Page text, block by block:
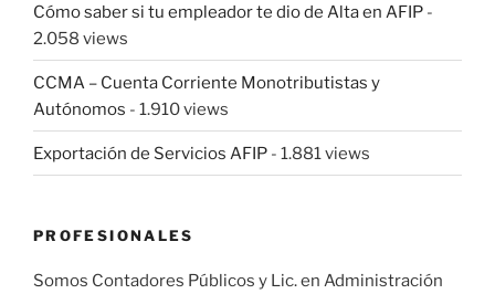
Cómo saber si tu empleador te dio de Alta en AFIP -
2.058 views
CCMA – Cuenta Corriente Monotributistas y
Autónomos - 1.910 views
Exportación de Servicios AFIP - 1.881 views
PROFESIONALES
Somos Contadores Públicos y Lic. en Administración